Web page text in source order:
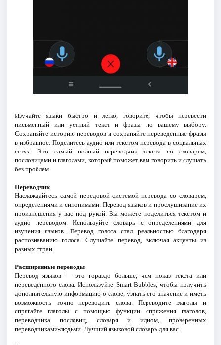
Изучайте языки быстро и легко, говорите, чтобы перевести
письменный или устный текст и фразы по вашему выбору.
Сохраняйте историю переводов и сохраняйте переведенные фразы
в избранное. Поделитесь аудио или текстом перевода в социальных
сетях. Это самый полный переводчик текста со словарем,
пословицами и глаголами, который поможет вам говорить и слушать
без проблем.
Переводчик
Наслаждайтесь самой передовой системой перевода со словарем,
определениями и синонимами. Перевод языков и прослушивание их
произношения у вас под рукой. Вы можете поделиться текстом и
аудио переводом. Используйте словарь с определениями для
изучения языков. Перевод голоса стал реальностью благодаря
распознаванию голоса. Слушайте перевод, включая акценты из
разных стран.
Расширенные переводы
Перевод языков — это гораздо больше, чем показ текста или
переведенного слова. Используйте Smart-Bubbles, чтобы получить
дополнительную информацию о слове, узнать его значение и иметь
возможность точно переводить слова. Переводите глаголы и
спрягайте глаголы с помощью функции спряжения глаголов,
переводчика пословиц, словаря и идиом, проверенных
переводчиками-людьми. Лучший языковой словарь для вас.